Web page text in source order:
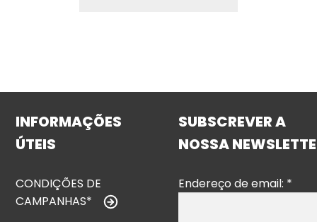
INFORMAÇÕES
ÚTEIS
CONDIÇÕES DE
CAMPANHAS*
SUBSCREVER A
NOSSA
Endereço de email: *